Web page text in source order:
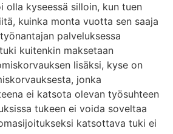
olla kyseessä silloin, kun tuen
kuinka monta vuotta sen saaja
palveluksessa
kuitenkin maksetaan
lisäksi, kyse on
jonka
ei katsota olevan työsuhteen
tukeen ei voida soveltaa
katsottava tuki ei